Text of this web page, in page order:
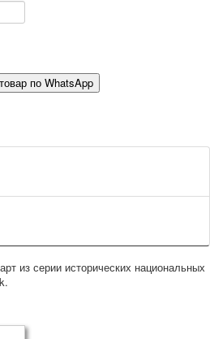
по WhatsApp
из серии исторических национальных